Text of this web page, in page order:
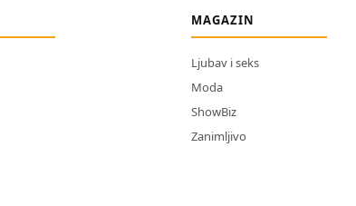
MAGAZIN
Ljubav i seks
Moda
ShowBiz
Zanimljivo